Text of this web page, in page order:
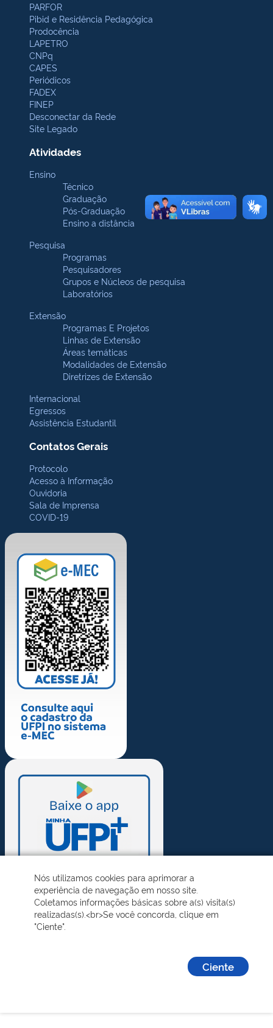
PARFOR
Pibid e Residência Pedagógica
Prodocência
LAPETRO
CNPq
CAPES
Periódicos
FADEX
FINEP
Desconectar da Rede
Site Legado
Atividades
Ensino
Técnico
Graduação
Pós-Graduação
Ensino a distância
Pesquisa
Programas
Pesquisadores
Grupos e Núcleos de pesquisa
Laboratórios
Extensão
Programas E Projetos
Linhas de Extensão
Áreas temáticas
Modalidades de Extensão
Diretrizes de Extensão
Internacional
Egressos
Assistência Estudantil
Contatos Gerais
Protocolo
Acesso à Informação
Ouvidoria
Sala de Imprensa
COVID-19
Nós utilizamos cookies para aprimorar a
experiência de navegação em nosso site.
Coletamos informações básicas sobre a(s) visita(s)
realizadas(s).<br>Se você concorda, clique em
"Ciente".
Ciente